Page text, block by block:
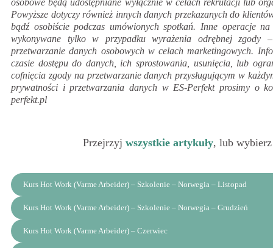
Powyższe dotyczy również innych danych przekazanych do
bądź osobiście podczas umówionych spotkań. Inne operacje
wykonywane tylko w przypadku wyrażenia odrębnej zgody
przetwarzanie danych osobowych w celach marketingowych.
czasie dostępu do danych, ich sprostowania, usunięcia, lub
cofnięcia zgody na przetwarzanie danych przysługującym w
prywatności i przetwarzania danych w ES-Perfekt prosimy o
perfekt.pl
Przejrzyj wszystkie artykuły, lub
Kurs Hot Work (Varme Arbeider) – Szkolenie – Norwegia – Listopad
Kurs Hot Work (Varme Arbeider) – Szkolenie – Norwegia – Grudzień
Kurs Hot Work (Varme Arbeider) – Czerwiec